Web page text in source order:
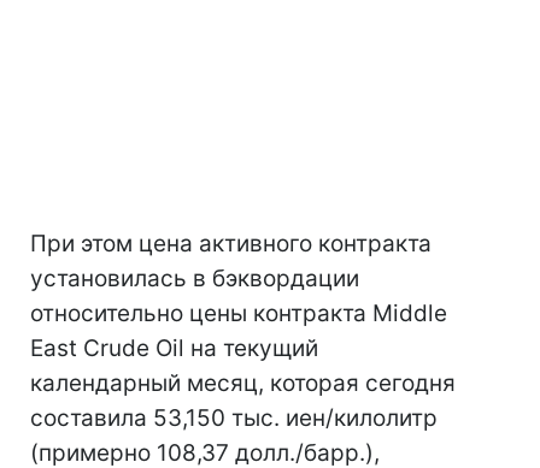
При этом цена активного контракта
установилась в бэквордации
относительно цены контракта Middle
East Crude Oil на текущий
календарный месяц, которая сегодня
составила 53,150 тыс. иен/килолитр
(примерно 108,37 долл./барр.),